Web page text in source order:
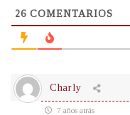
26 COMENTARIOS
Charly
7 años atrás